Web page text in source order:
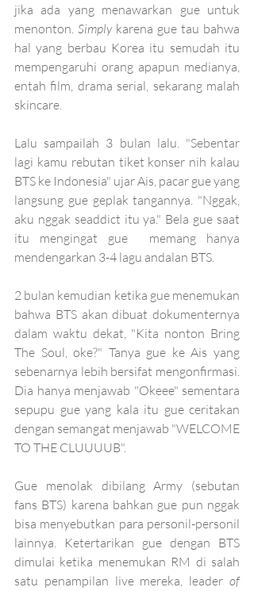
jika ada yang menawarkan gue untuk
menonton. Simply karena gue tau bahwa
hal yang berbau Korea itu semudah itu
mempengaruhi orang apapun medianya,
entah film, drama serial, sekarang malah
skincare.
Lalu sampailah 3 bulan lalu. "Sebentar
lagi kamu rebutan tiket konser nih kalau
BTS ke Indonesia" ujar Ais, pacar gue yang
langsung gue geplak tangannya. "Nggak,
aku nggak seaddict itu ya." Bela gue saat
itu mengingat gue  memang hanya
mendengarkan 3-4 lagu andalan BTS.
2 bulan kemudian ketika gue menemukan
bahwa BTS akan dibuat dokumenternya
dalam waktu dekat, "Kita nonton Bring
The Soul, oke?" Tanya gue ke Ais yang
sebenarnya lebih bersifat mengonfirmasi.
Dia hanya menjawab "Okeee" sementara
sepupu gue yang kala itu gue ceritakan
dengan semangat menjawab "WELCOME
TO THE CLUUUUB".
Gue menolak dibilang Army (sebutan
fans BTS) karena bahkan gue pun nggak
bisa menyebutkan para personil-personil
lainnya. Ketertarikan gue dengan BTS
dimulai ketika menemukan RM di salah
satu penampilan live mereka, leader of